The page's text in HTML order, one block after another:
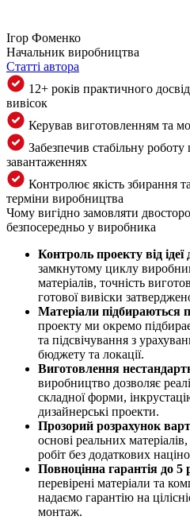
Ігор Фоменко
Начальник виробництва
Статті автора
12+ років практичного
вивісок
Керував виготовленням та
Забезпечив стабільну
завантаженнях
Контролює якість збирання
терміни виробництва
Чому вигідно замовляти
безпосередньо у виробника
Контроль проекту від
замкнутому циклу
матеріалів, точність
готової вивіски
Матеріали підбираються
проекту ми окремо
та підсвічування з
бюджету та локації.
Виготовлення
виробництво дозволяє
складної форми,
дизайнерські проекти.
Прозорий розрахунок
основі реальних
робіт без додаткових
Повноцінна гарантія до 5
перевірені матеріали та
надаємо гарантію на
монтаж.